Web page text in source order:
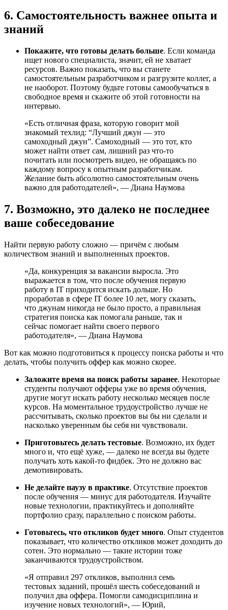
6. Самостоятельность важнее опыта и
знаний
Покажите, что готовы делать больше. Если команда
ищет нового специалиста, значит, ей не хватает
ресурсов. Важно показать, что вы станете
самостоятельным разработчиком и разгрузите коллег, а
не наоборот. Поэтому будьте готовы самообучаться в
свободное время и скажите об этой готовности на
интервью.
«Есть отличная фраза, которую говорит мой
знакомый техлид: “Лучший джун — это
самоходный джун”. Самоходный — это тот, кто
может найти ответ сам, лишний раз что-то
почитать или посмотреть видео, не обращаясь по
каждому вопросу к опытным разработчикам.
Желание быть абсолютно самостоятельным очень
важно для работодателей», — Диана Наумова
7. Возможно, это далеко не последнее
ваше собеседование
Найти первую работу сложно — причём с любым
количеством знаний и выполненных проектов.
«Да, конкуренция за вакансии выросла. Это
выражается в том, что после обучения первую
работу в IT приходится искать дольше. Но
проработав в сфере IT более 10 лет, могу сказать,
что джунам никогда не было просто, а правильная
стратегия поиска как помогала раньше, так и
сейчас помогает найти своего первого
работодателя», — Диана Наумова
Вот как можно подготовиться к процессу поиска работы и что
делать, чтобы получить оффер как можно скорее.
Заложите время на поиск работы заранее. Некоторые
студенты получают офферы уже во время обучения,
другие могут искать работу несколько месяцев после
курсов. На моментальное трудоустройство лучше не
рассчитывать, сколько проектов вы бы ни сделали и
насколько уверенным бы себя ни чувствовали.
Приготовьтесь делать тестовые. Возможно, их будет
много и, что ещё хуже, — далеко не всегда вы будете
получать хоть какой-то фидбек. Это не должно вас
демотивировать.
Не делайте паузу в практике. Отсутствие проектов
после обучения — минус для работодателя. Изучайте
новые технологии, практикуйтесь и дополняйте
портфолио сразу, параллельно с поиском работы.
Готовьтесь, что откликов будет много. Опыт студентов
показывает, что количество откликов может доходить до
сотен. Это нормально — такие истории тоже
заканчиваются трудоустройством.
«Я отправил 297 откликов, выполнил семь
тестовых заданий, прошёл шесть собеседований и
получил два оффера. Помогли самодисциплина и
изучение новых технологий», — Юрий,